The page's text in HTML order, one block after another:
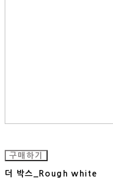
구매하기
더 박스_Rough white